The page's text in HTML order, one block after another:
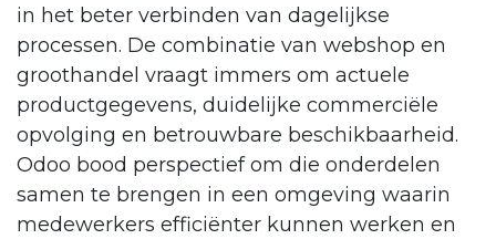
in het beter verbinden van dagelijkse
processen. De combinatie van webshop en
groothandel vraagt immers om actuele
productgegevens, duidelijke commerciële
opvolging en betrouwbare beschikbaarheid.
Odoo bood perspectief om die onderdelen
samen te brengen in een omgeving waarin
medewerkers efficiënter kunnen werken en